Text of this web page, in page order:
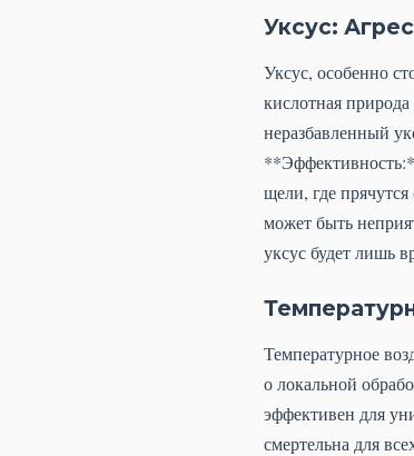
Уксус:
Уксус, особенно
кислотная
неразбавленный
щели, где
может быть
уксус будет лишь
Температурное
о локальной
эффективен для
смертельна для